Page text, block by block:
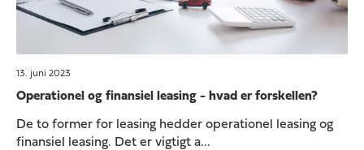
13. juni 2023
Operationel og finansiel leasing - hvad er forskellen?
De to former for leasing hedder operationel leasing og
finansiel leasing. Det er vigtigt a...